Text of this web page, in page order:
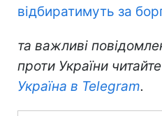
відбиратимуть за
та важливі
проти України
Україна в Telegram.